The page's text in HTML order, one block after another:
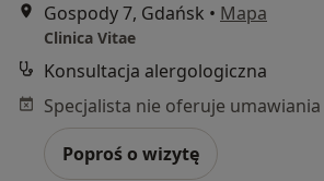
Gospody 7, Gdańsk • Mapa
Clinica Vitae
Konsultacja alergologiczna
Poproś o wizytę